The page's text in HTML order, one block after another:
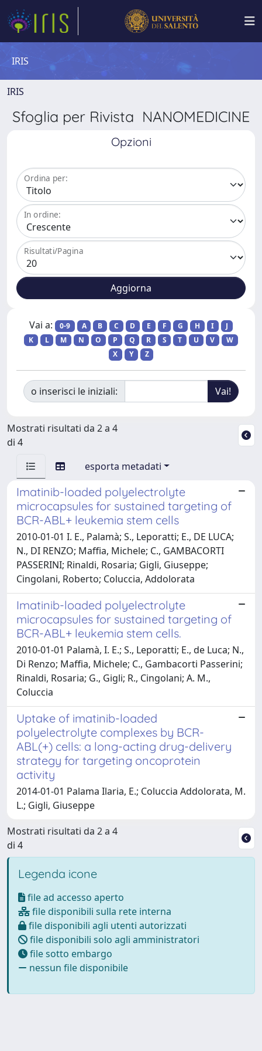
IRIS
IRIS
Sfoglia per Rivista NANOMEDICINE
Opzioni
Ordina per:
In ordine:
Risultati/Pagina
Vai a: 0-9 A B C D E F G H I
J
K
L M N O P Q R S T U V
W
X
Y Z
o inserisci le iniziali:
Mostrati risultati da 2 a 4
di 4
esporta metadati
Imatinib-loaded polyelectrolyte
microcapsules for sustained targeting of
BCR-ABL+ leukemia stem cells
2010-01-01 I. E., Palamà; S., Leporatti; E., DE LUCA;
N., DI RENZO; Maffia, Michele; C., GAMBACORTI
PASSERINI; Rinaldi, Rosaria; Gigli, Giuseppe;
Cingolani, Roberto; Coluccia, Addolorata
Imatinib-loaded polyelectrolyte
microcapsules for sustained targeting of
BCR-ABL+ leukemia stem cells.
2010-01-01 Palamà, I. E.; S., Leporatti; E., de Luca; N.,
Di Renzo; Maffia, Michele; C., Gambacorti Passerini;
Rinaldi, Rosaria; G., Gigli; R., Cingolani; A. M.,
Coluccia
Uptake of imatinib-loaded
polyelectrolyte complexes by BCR-
ABL(+) cells: a long-acting drug-delivery
strategy for targeting oncoprotein
activity
2014-01-01 Palama Ilaria, E.; Coluccia Addolorata, M.
L.; Gigli, Giuseppe
Mostrati risultati da 2 a 4
di 4
Legenda icone
file ad accesso aperto
file disponibili sulla rete interna
file disponibili agli utenti autorizzati
file disponibili solo agli amministratori
file sotto embargo
nessun file disponibile